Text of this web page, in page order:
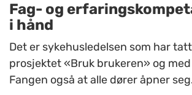
Fag- og
i hånd
Det er sykehusledelsen som har
prosjektet «Bruk brukeren» og
Fangen også at alle dører åpner